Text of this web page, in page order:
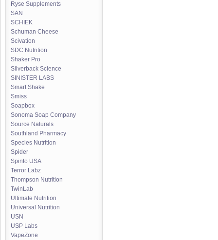
Ryse Supplements
SAN
SCHIEK
Schuman Cheese
Scivation
SDC Nutrition
Shaker Pro
Silverback Science
SINISTER LABS
Smart Shake
Smiss
Soapbox
Sonoma Soap Company
Source Naturals
Southland Pharmacy
Species Nutrition
Spider
Spinto USA
Terror Labz
Thompson Nutrition
TwinLab
Ultimate Nutrition
Universal Nutrition
USN
USP Labs
VapeZone